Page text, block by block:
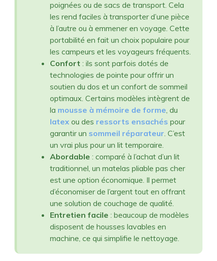
poignées ou de sacs de transport. Cela
les rend faciles à transporter d’une pièce
à l’autre ou à emmener en voyage. Cette
portabilité en fait un choix populaire pour
les campeurs et les voyageurs fréquents.
Confort : ils sont parfois dotés de
technologies de pointe pour offrir un
soutien du dos et un confort de sommeil
optimaux. Certains modèles intègrent de
la mousse à mémoire de forme , du
latex ou des ressorts ensachés pour
garantir un sommeil réparateur . C’est
un vrai plus pour un lit temporaire.
Abordable : comparé à l’achat d’un lit
traditionnel, un matelas pliable pas cher
est une option économique. Il permet
d’économiser de l’argent tout en offrant
une solution de couchage de qualité.
Entretien facile : beaucoup de modèles
disposent de housses lavables en
machine, ce qui simplifie le nettoyage.